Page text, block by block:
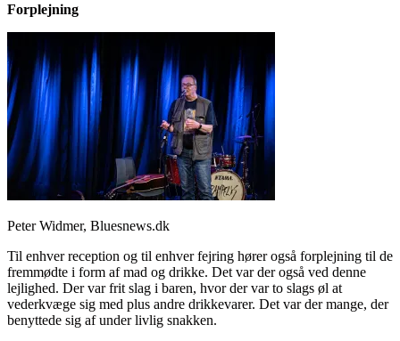
Forplejning
Peter Widmer, Bluesnews.dk
Til enhver reception og til enhver fejring hører også forplejning til de
fremmødte i form af mad og drikke. Det var der også ved denne
lejlighed. Der var frit slag i baren, hvor der var to slags øl at
vederkvæge sig med plus andre drikkevarer. Det var der mange, der
benyttede sig af under livlig snakken.